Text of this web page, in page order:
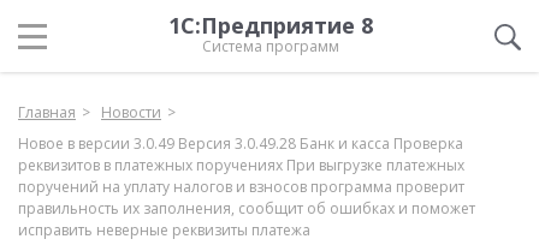
1С:Предприятие 8
Система программ
Главная
Новости
Новое в версии 3.0.49 Версия 3.0.49.28 Банк и касса Проверка
реквизитов в платежных поручениях При выгрузке платежных
поручений на уплату налогов и взносов программа проверит
правильность их заполнения, сообщит об ошибках и поможет
исправить неверные реквизиты платежа